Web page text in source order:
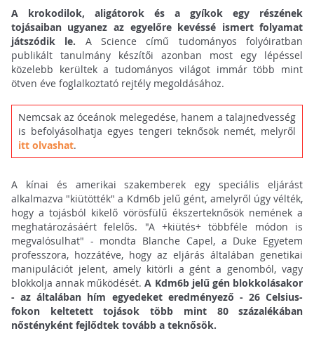
A krokodilok, aligátorok és a gyíkok egy részének
tojásaiban ugyanez az egyelőre kevéssé ismert folyamat
játszódik le. A Science című tudományos folyóiratban
publikált tanulmány készítői azonban most egy lépéssel
közelebb kerültek a tudományos világot immár több mint
ötven éve foglalkoztató rejtély megoldásához.
Nemcsak az óceánok melegedése, hanem a talajnedvesség
is befolyásolhatja egyes tengeri teknősök nemét, melyről
itt olvashat.
A kínai és amerikai szakemberek egy speciális eljárást
alkalmazva "kiütötték" a Kdm6b jelű gént, amelyről úgy vélték,
hogy a tojásból kikelő vörösfülű ékszerteknősök nemének a
meghatározásáért felelős. "A +kiütés+ többféle módon is
megvalósulhat" - mondta Blanche Capel, a Duke Egyetem
professzora, hozzátéve, hogy az eljárás általában genetikai
manipulációt jelent, amely kitörli a gént a genomból, vagy
blokkolja annak működését.A Kdm6b jelű gén blokkolásakor
- az általában hím egyedeket eredményező - 26 Celsius-
fokon keltetett tojások több mint 80 százalékában
nőstényként fejlődtek tovább a teknősök.